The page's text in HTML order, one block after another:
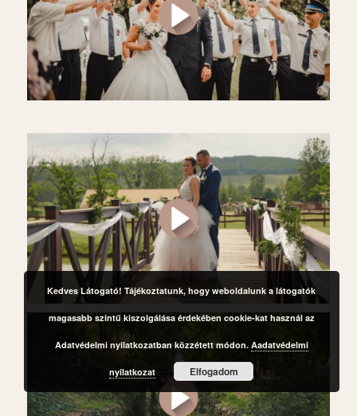
Kedves Látogató! Tájékoztatunk, hogy weboldalunk a látogatók
magasabb szintű kiszolgálása érdekében cookie-kat használ az
Adatvédelmi nyilatkozatban közzétett módon. Aadatvédelmi
nyilatkozat Elfogadom